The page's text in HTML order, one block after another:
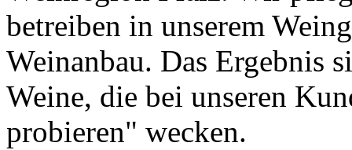
betreiben in unserem
Weinanbau. Das Ergebnis
Weine, die bei unseren
probieren" wecken.